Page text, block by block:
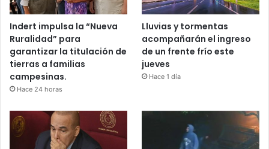
Indert impulsa la “Nueva
Ruralidad” para
garantizar la titulación de
tierras a familias
campesinas.
Hace 24 horas
Lluvias y tormentas
acompañarán el ingreso
de un frente frío este
jueves
Hace 1 día